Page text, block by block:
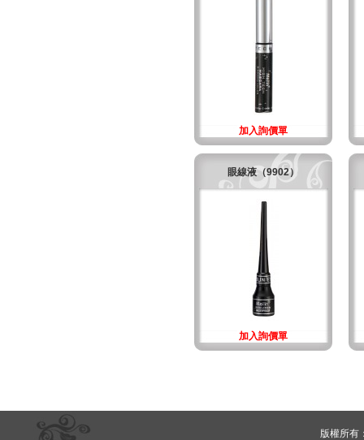
加入詢價單
眼線液（9902）
加入詢價單
版權所有